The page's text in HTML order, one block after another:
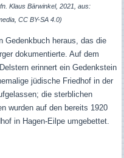
Klaus Bärwinkel, 2021, aus:
CC BY-SA 4.0)
Gedenkbuch heraus, das die
dokumentierte. Auf dem
erinnert ein Gedenkstein
jüdische Friedhof in der
die sterblichen
wurden auf den bereits 1920
in Hagen-Eilpe umgebettet.